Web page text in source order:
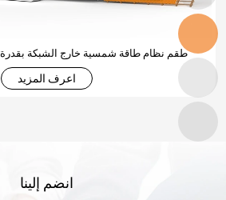
طقم نظام طاقة شمسية خارج الشبكة بقدرة 10 كيلوواط مع بطارية
اعرف المزيد
انضم إلينا